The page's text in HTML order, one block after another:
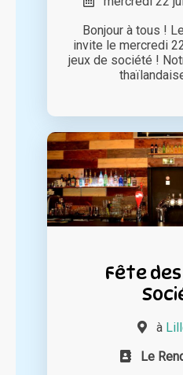
Bonjour à tous !
invite le mercredi
jeux de société !
Fête des
à
Le